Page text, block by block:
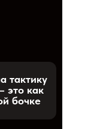
тактику
это как
бочке